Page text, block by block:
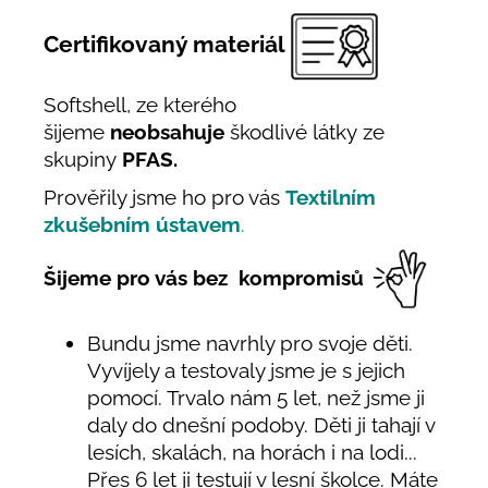
Certifikovaný materiál
Softshell, ze kterého
šijeme neobsahuje škodlivé látky ze
skupiny PFAS.
Prověřily jsme ho pro vás Textilním
zkušebním ústavem.
Šijeme pro vás bez kompromisů
Bundu jsme navrhly pro svoje děti.
Vyvíjely a testovaly jsme je s jejich
pomocí. Trvalo nám 5 let, než jsme ji
daly do dnešní podoby. Děti ji tahají v
lesích, skalách, na horách i na lodi...
Přes 6 let ji testují v lesní školce. Máte